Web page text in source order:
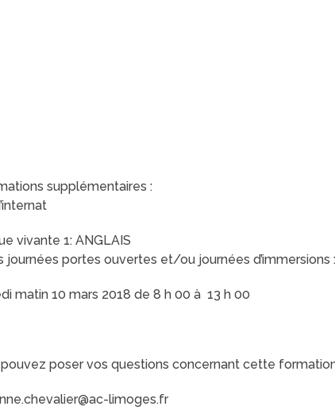
supplémentaires :
vivante 1: ANGLAIS
journées portes ouvertes et/ou journées d’immersions :
matin 10 mars 2018 de 8 h 00 à 13 h 00
poser vos questions concernant cette formation
limoges.fr